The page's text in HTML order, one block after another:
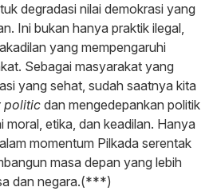
degradasi nilai demokrasi yang
Ini bukan hanya praktik ilegal,
yang mempengaruhi
Sebagai masyarakat yang
yang sehat, sudah saatnya kita
politic dan mengedepankan politik
moral, etika, dan keadilan. Hanya
momentum Pilkada serentak
masa depan yang lebih
dan negara.(***)